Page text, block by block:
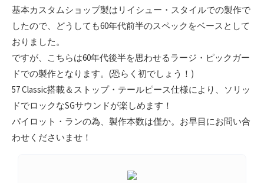
基本カスタムショップ製はリイシュー・スタイルでの製作で
したので、どうしても60年代前半のスペックをベースとして
おりました。
ですが、こちらは60年代後半を思わせるラージ・ピックガー
ドでの製作となります。(恐らく初でしょう！)
57 Classic搭載＆ストップ・テールピース仕様により、ソリッ
ドでロックなSGサウンドが楽しめます！
パイロット・ランの為、製作本数は僅か。お早目にお問い合
わせくださいませ！